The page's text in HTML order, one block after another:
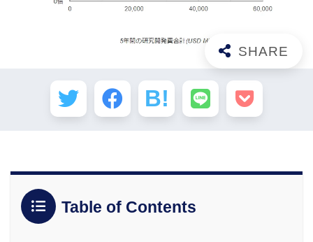
Table of Contents